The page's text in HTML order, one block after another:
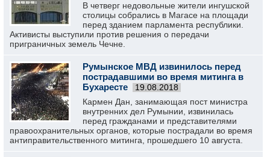
В четверг недовольные жители ингушской
столицы собрались в Магасе на площади
перед зданием парламента республики.
Активисты выступили против решения о передачи
приграничных земель Чечне.
Румынское МВД извинилось перед
пострадавшими во время митинга в
Бухаресте
19.08.2018
Кармен Дан, занимающая пост министра
внутренних дел Румынии, извинилась
перед гражданами и представителями
правоохранительных органов, которые пострадали во время
антиправительственного митинга, прошедшего 10 августа.